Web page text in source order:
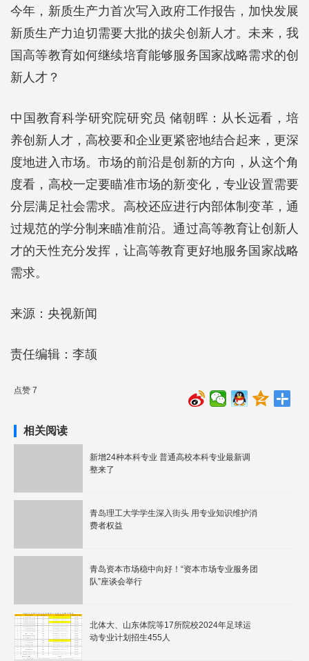
今年，新质生产力首次写入政府工作报告，加快发展
新质生产力迫切需要大批的拔尖创新人才。未来，我
国高等教育如何继续培育能够服务国家战略需求的创
新人才？
中国教育科学研究院研究员 储朝晖：从长远看，培
养创新人才，高校要和企业更紧密地结合起来，更深
度地进入市场。市场的前沿是创新的方向，从这个角
度看，高校一定要瞄准市场的新变化，专业设置需要
分层满足社会需求。高校还应进行内部体制变革，通
过规范的学分制来瞄准前沿。通过高等教育让创新人
才的天性充分发挥，让高等教育更好地服务国家战略
需求。
来源：央视新闻
责任编辑：李颉
点赞 7
相关阅读
新增24种本科专业 普通高校本科专业最新调
整来了
青岛理工大学学生深入街头 用专业知识维护消
费者权益
青岛资本市场稳中向好！“资本市场专业服务团
队”座谈会举行
北体大、山东体院等17所院校2024年足球运
动专业计划招生455人